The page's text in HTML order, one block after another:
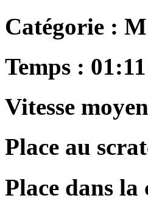
Catégorie :
Temps :
Vitesse
Place au
Place dans la